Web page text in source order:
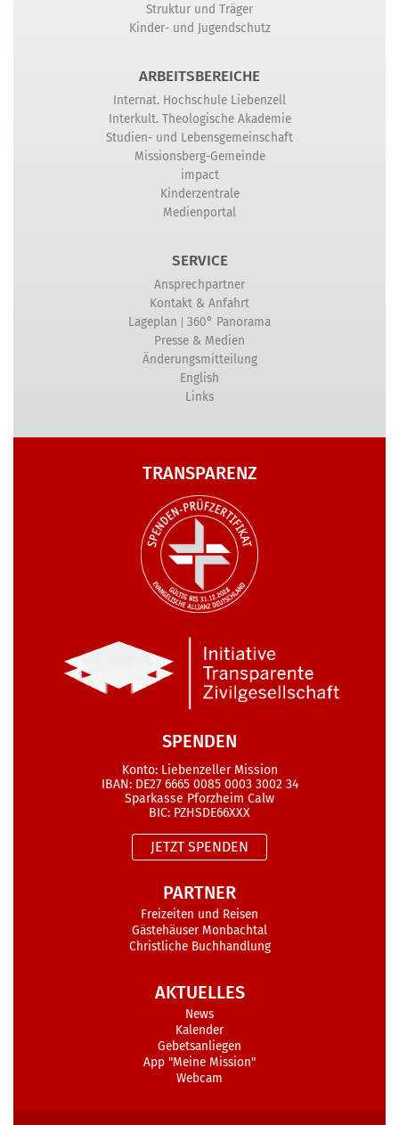
Struktur und Träger
Kinder- und Jugendschutz
ARBEITSBEREICHE
Internat. Hochschule Liebenzell
Interkult. Theologische Akademie
Studien- und Lebensgemeinschaft
Missionsberg-Gemeinde
impact
Kinderzentrale
Medienportal
SERVICE
Ansprechpartner
Kontakt & Anfahrt
Lageplan | 360° Panorama
Presse & Medien
Änderungsmitteilung
English
Links
TRANSPARENZ
SPENDEN
Konto: Liebenzeller Mission
IBAN: DE27 6665 0085 0003 3002 34
Sparkasse Pforzheim Calw
BIC: PZHSDE66XXX
JETZT SPENDEN
PARTNER
Freizeiten und Reisen
Gästehäuser Monbachtal
Christliche Buchhandlung
AKTUELLES
News
Kalender
Gebetsanliegen
App "Meine Mission"
Webcam